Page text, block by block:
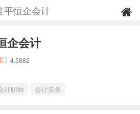
平恒企会计
企会计
4.5882
计职称 会计实务